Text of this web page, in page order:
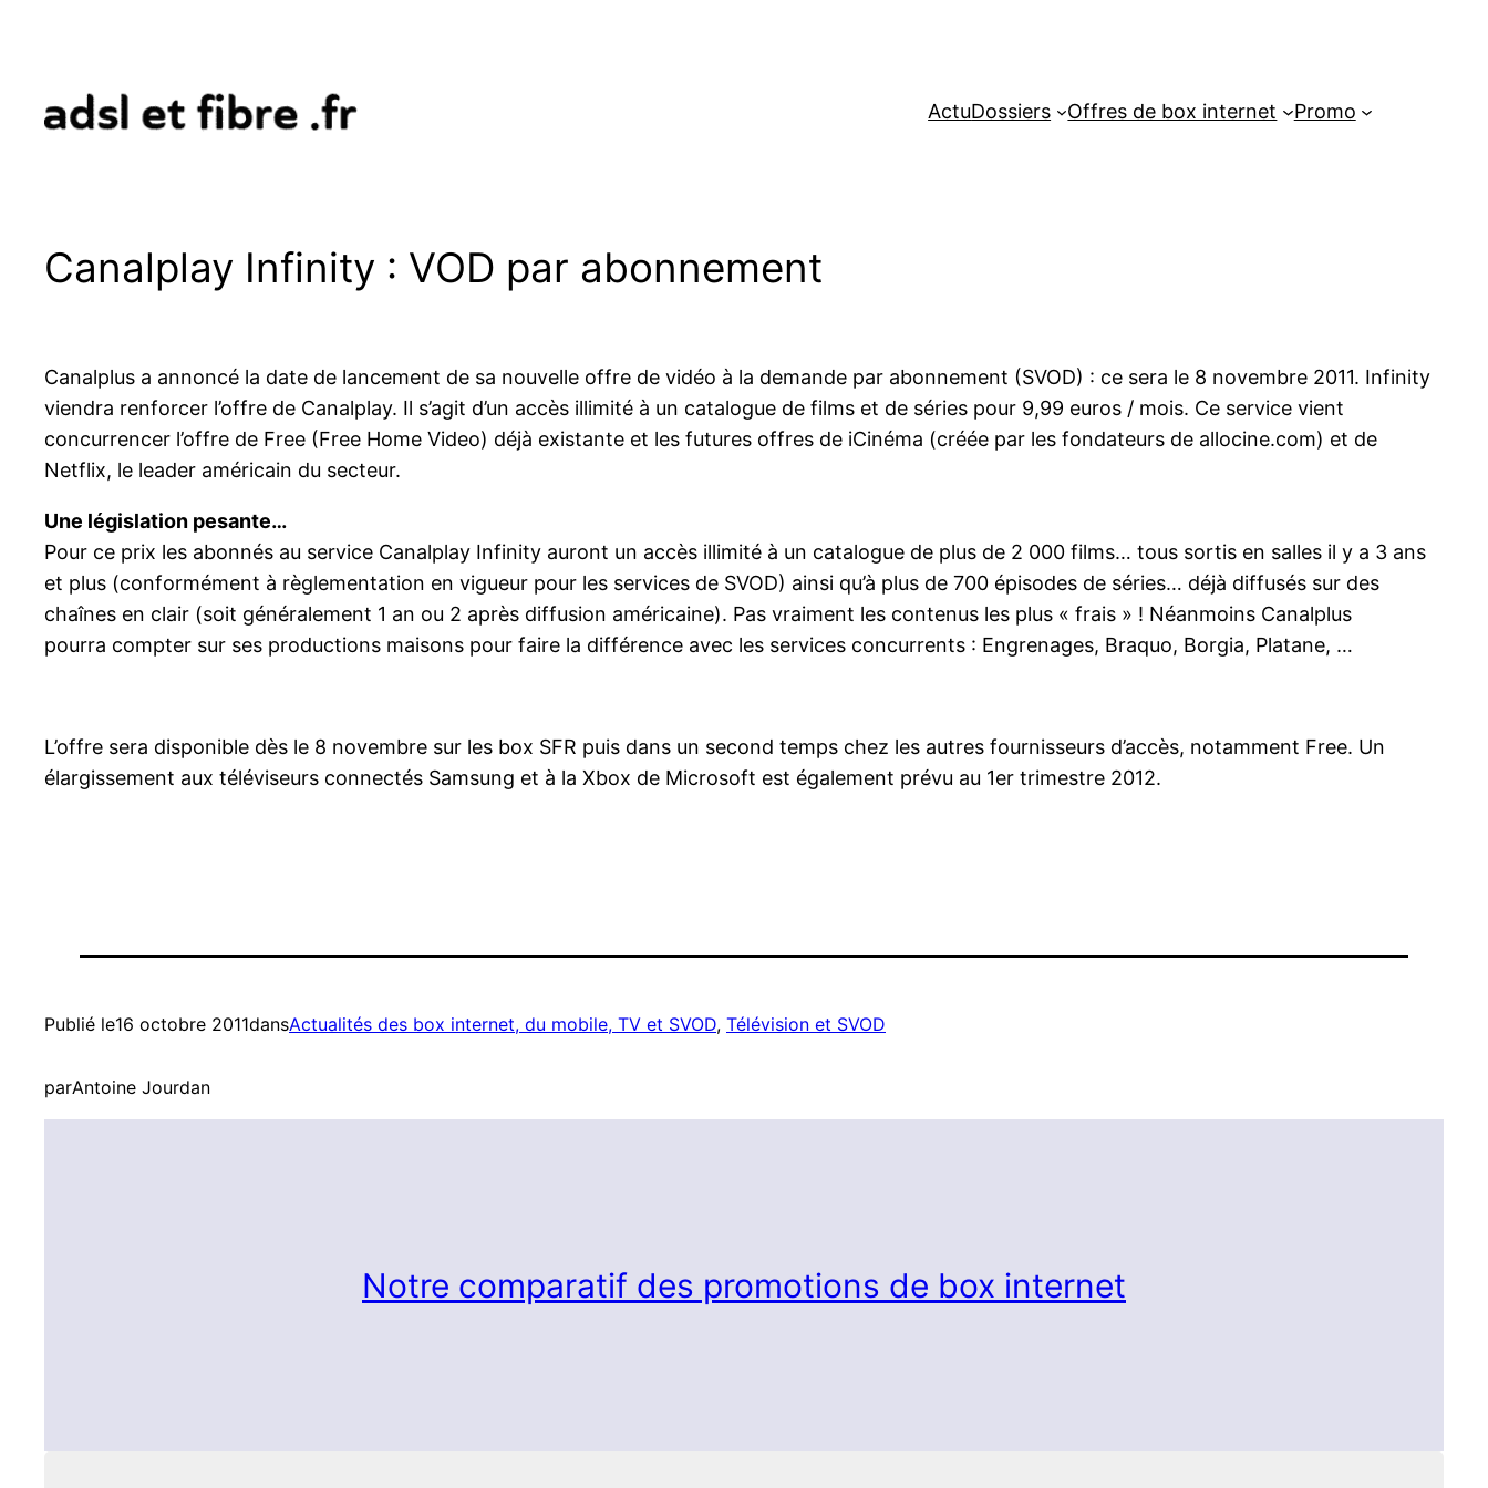
ActuDossiers Offres de box internet Promo
Canalplay Infinity : VOD par abonnement
Canalplus a annoncé la date de lancement de sa nouvelle offre de vidéo à la demande par abonnement (SVOD) : ce sera le 8 novembre 2011. Infinity
viendra renforcer l’offre de Canalplay. Il s’agit d’un accès illimité à un catalogue de films et de séries pour 9,99 euros / mois. Ce service vient
concurrencer l’offre de Free (Free Home Video) déjà existante et les futures offres de iCinéma (créée par les fondateurs de allocine.com) et de
Netflix, le leader américain du secteur.
Une législation pesante…
Pour ce prix les abonnés au service Canalplay Infinity auront un accès illimité à un catalogue de plus de 2 000 films… tous sortis en salles il y a 3 ans
et plus (conformément à règlementation en vigueur pour les services de SVOD) ainsi qu’à plus de 700 épisodes de séries… déjà diffusés sur des
chaînes en clair (soit généralement 1 an ou 2 après diffusion américaine). Pas vraiment les contenus les plus « frais » ! Néanmoins Canalplus
pourra compter sur ses productions maisons pour faire la différence avec les services concurrents : Engrenages, Braquo, Borgia, Platane, …
L’offre sera disponible dès le 8 novembre sur les box SFR puis dans un second temps chez les autres fournisseurs d’accès, notamment Free. Un
élargissement aux téléviseurs connectés Samsung et à la Xbox de Microsoft est également prévu au 1er trimestre 2012.
Publié le16 octobre 2011dansActualités des box internet, du mobile, TV et SVOD, Télévision et SVOD
parAntoine Jourdan
Notre comparatif des promotions de box internet